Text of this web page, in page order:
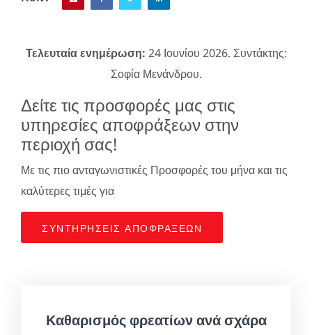
Τελευταία ενημέρωση: 24 Ιουνίου 2026. Συντάκτης:
Σοφία Μενάνδρου.
Δείτε τις προσφορές μας στις
υπηρεσίες αποφράξεων στην
περιοχή σας!
Με τις πιο ανταγωνιστικές Προσφορές του μήνα και τις
καλύτερες τιμές για
ΣΥΝΤΗΡΉΣΕΙΣ ΑΠΟΦΡΆΞΕΩΝ
Καθαρισμός φρεατίων ανά σχάρα